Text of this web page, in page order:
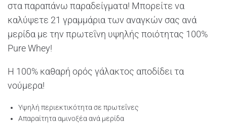
στα παραπάνω παραδείγματα! Μπορείτε να
καλύψετε 21 γραμμάρια των αναγκών σας ανά
μερίδα με την πρωτεΐνη υψηλής ποιότητας 100%
Pure Whey!
Η 100% καθαρή ορός γάλακτος αποδίδει τα
νούμερα!
Υψηλή περιεκτικότητα σε πρωτεΐνες
Απαραίτητα αμινοξέα ανά μερίδα